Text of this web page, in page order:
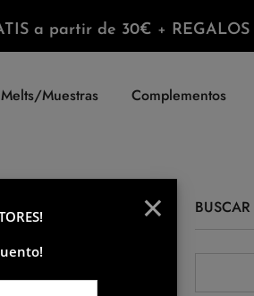
a partir de 30€ + REGALOS
Muestras Complementos
crucial tomarte un
BUSCAR
×